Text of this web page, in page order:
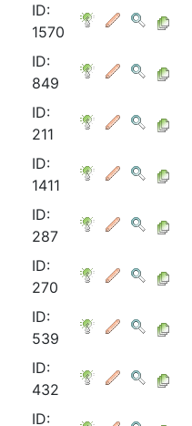
ID:
1570
ID:
849
ID:
211
ID:
1411
ID:
287
ID:
270
ID:
539
ID:
432
ID: